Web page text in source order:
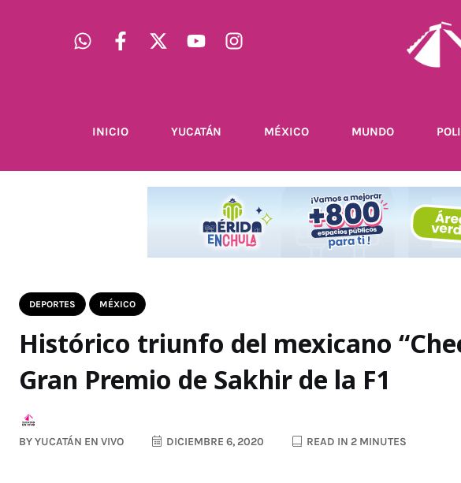
INICIO YUCATÁN MÉXICO MUNDO
DEPORTES MÉXICO
Histórico triunfo del mexicano
Gran Premio de Sakhir de la F1
BYYUCATÁN EN VIVO DICIEMBRE 6, 2020 READ IN 2 MINUTES